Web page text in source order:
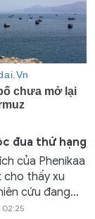
đua thứ hạng
của Phenikaa
cho thấy xu
cứu đang...
02:25